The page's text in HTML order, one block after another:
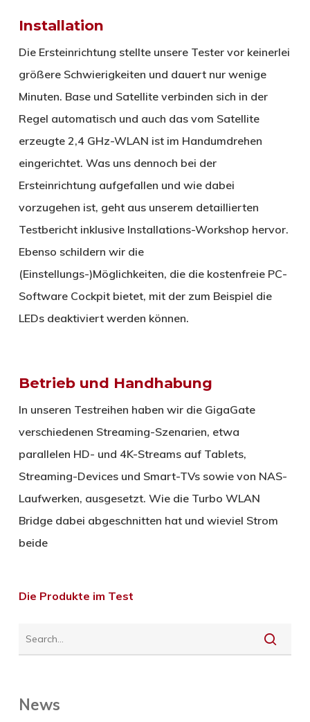
Installation
Die Ersteinrichtung stellte unsere Tester vor keinerlei
größere Schwierigkeiten und dauert nur wenige
Minuten. Base und Satellite verbinden sich in der
Regel automatisch und auch das vom Satellite
erzeugte 2,4 GHz-WLAN ist im Handumdrehen
eingerichtet. Was uns dennoch bei der
Ersteinrichtung aufgefallen und wie dabei
vorzugehen ist, geht aus unserem detaillierten
Testbericht inklusive Installations-Workshop hervor.
Ebenso schildern wir die
(Einstellungs-)Möglichkeiten, die die kostenfreie PC-
Software Cockpit bietet, mit der zum Beispiel die
LEDs deaktiviert werden können.
Betrieb und Handhabung
In unseren Testreihen haben wir die GigaGate
verschiedenen Streaming-Szenarien, etwa
parallelen HD- und 4K-Streams auf Tablets,
Streaming-Devices und Smart-TVs sowie von NAS-
Laufwerken, ausgesetzt. Wie die Turbo WLAN
Bridge dabei abgeschnitten hat und wieviel Strom
beide
Die Produkte im Test
News